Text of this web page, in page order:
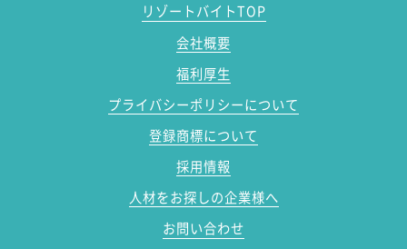
リゾートバイトTOP
会社概要
福利厚生
プライバシーポリシーについて
登録商標について
採用情報
人材をお探しの企業様へ
お問い合わせ